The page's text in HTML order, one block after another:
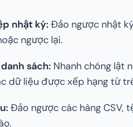
nhật ký: Đảo ngược nhật
ngược lại.
sách: Nhanh chóng lật
dữ liệu được xếp hạng từ
Đảo ngược các hàng CSV,